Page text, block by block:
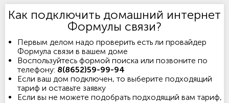
Как подключить домашний интернет
Формулы связи?
Первым делом надо проверить есть ли провайдер
Формула связи в вашем доме
Воспользуйтесь формой поиска или позвоните по
телефону: 8(8652)59-99-94
Если ваш дом подключен, то выберите подходящий
тариф и оставьте заявку
Если вы не можете подобрать подходящий вам тариф,